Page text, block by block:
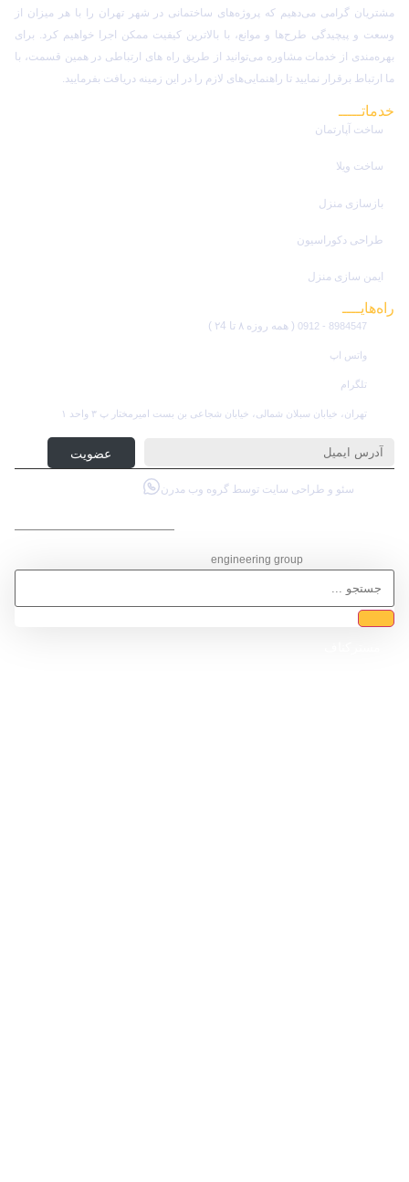
مشتریان گرامی می‌دهیم که پروژه‌های ساختمانی در شهر تهران را با هر میزان از
وسعت و پیچیدگی طرح‌ها و موانع، با بالاترین کیفیت ممکن اجرا خواهیم کرد. برای
بهره‌مندی از خدمات مشاوره می‌توانید از طریق راه های ارتباطی در همین قسمت، با
ما ارتباط برقرار نمایید تا راهنمایی‌های لازم را در این زمینه دریافت بفرمایید.
خدماتـــــ
ساخت آپارتمان
ساخت ویلا
بازسازی منزل
طراحی دکوراسیون
ایمن سازی منزل
راه‌هایــــ
8984547 - 0912 ( همه روزه ۸ تا ۲4 )
واتس اپ
تلگرام
تهران، خیابان سبلان شمالی، خیابان شجاعی بن بست امیرمختار پ ۳ واحد ۱
عضویت
سئو و طراحی سایت توسط گروه وب مدرن
engineering group